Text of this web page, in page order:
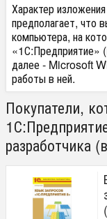
Характер
предполагает, что
компьютера, на
далее - Microsoft
работы в ней.
Покупатели,
разработчика